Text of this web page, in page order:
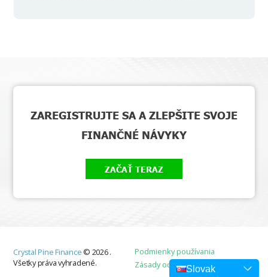
Slovak
ZAREGISTRUJTE SA A ZLEPŠITE SVOJE
FINANČNÉ NÁVYKY
ZAČAŤ TERAZ
Crystal Pine Finance © 2026.
Všetky práva vyhradené.
Podmienky používania
Zásady ochrany osobných údajov